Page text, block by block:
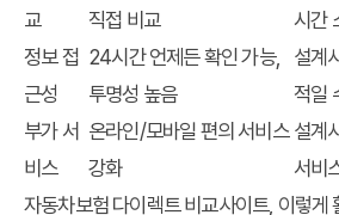
교
직접 비교
시간
정보 접
근성
24시간 언제든 확인 가능,
투명성 높음
설계
적일
부가 서
비스
온라인/모바일 편의 서비스
강화
설계
서비
자동차보험 다이렉트 비교사이트, 이렇게